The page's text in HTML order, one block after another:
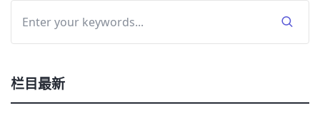
栏目最新